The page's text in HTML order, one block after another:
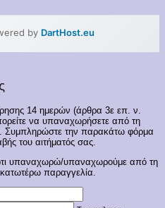
by DartHost.eu
14 ημερών (άρθρα 3ε επ. ν.
να υπαναχωρήσετε από τη
Συμπληρώστε την παρακάτω φόρμα
του αιτήματός σας.
υπαναχωρώ/υπαναχωρούμε από τη
παραγγελία.